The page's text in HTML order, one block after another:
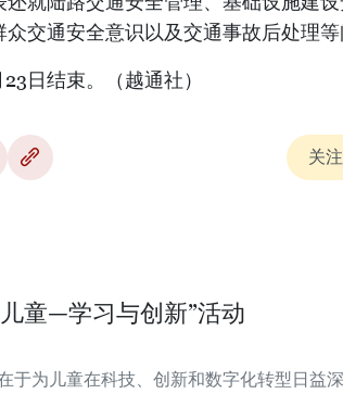
交通安全意识以及交通事故后处理等
日结束。（越通社）
关
童—学习与创新”活动
于为儿童在科技、创新和数字化转型日益深